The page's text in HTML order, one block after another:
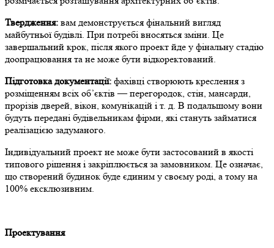
Твердження: вам демонструється фінальний вигляд
майбутньої будівлі. При потребі вносяться зміни. Це
завершальний крок, після якого проект йде у фінальну стадію
доопрацювання та не може бути відкоректований.
Підготовка документації: фахівці створюють креслення з
розміщенням всіх об’єктів — перегородок, стін, мансарди,
прорізів дверей, вікон, комунікацій і т. д. В подальшому вони
будуть передані будівельникам фірми, які стануть займатися
реалізацією задуманого.
Індивідуальний проект не може бути застосований в якості
типового рішення і закріплюється за замовником. Це означає,
що створений будинок буде єдиним у своєму роді, а тому на
100% ексклюзивним.
Проектування